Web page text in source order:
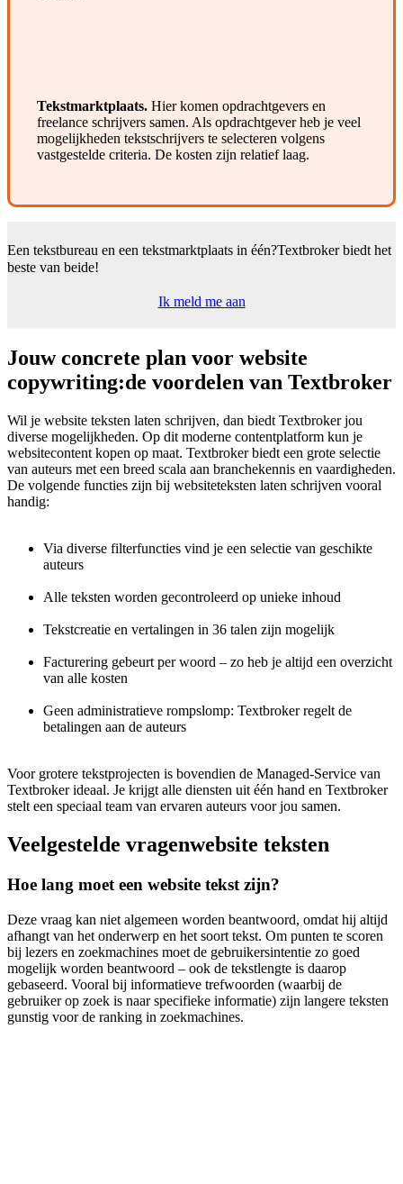
Tekstmarktplaats. Hier komen opdrachtgevers en
freelance schrijvers samen. Als opdrachtgever heb je veel
mogelijkheden tekstschrijvers te selecteren volgens
vastgestelde criteria. De kosten zijn relatief laag.
Een tekstbureau en een tekstmarktplaats in één?Textbroker biedt het
beste van beide!
Ik meld me aan
Jouw concrete plan voor website
copywriting:de voordelen van Textbroker
Wil je website teksten laten schrijven, dan biedt Textbroker jou
diverse mogelijkheden. Op dit moderne contentplatform kun je
websitecontent kopen op maat. Textbroker biedt een grote selectie
van auteurs met een breed scala aan branchekennis en vaardigheden.
De volgende functies zijn bij websiteteksten laten schrijven vooral
handig:
Via diverse filterfuncties vind je een selectie van geschikte
auteurs
Alle teksten worden gecontroleerd op unieke inhoud
Tekstcreatie en vertalingen in 36 talen zijn mogelijk
Facturering gebeurt per woord – zo heb je altijd een overzicht
van alle kosten
Geen administratieve rompslomp: Textbroker regelt de
betalingen aan de auteurs
Voor grotere tekstprojecten is bovendien de Managed-Service van
Textbroker ideaal. Je krijgt alle diensten uit één hand en Textbroker
stelt een speciaal team van ervaren auteurs voor jou samen.
Veelgestelde vragenwebsite teksten
Hoe lang moet een website tekst zijn?
Deze vraag kan niet algemeen worden beantwoord, omdat hij altijd
afhangt van het onderwerp en het soort tekst. Om punten te scoren
bij lezers en zoekmachines moet de gebruikersintentie zo goed
mogelijk worden beantwoord – ook de tekstlengte is daarop
gebaseerd. Vooral bij informatieve trefwoorden (waarbij de
gebruiker op zoek is naar specifieke informatie) zijn langere teksten
gunstig voor de ranking in zoekmachines.